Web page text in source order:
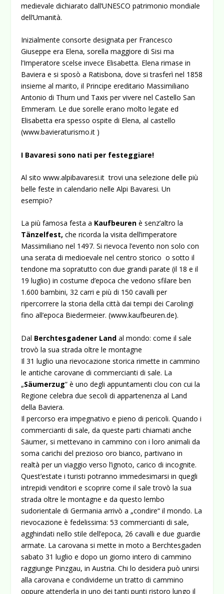
medievale dichiarato dall’UNESCO patrimonio mondiale
dell’Umanità.
Inizialmente consorte designata per Francesco
Giuseppe era Elena, sorella maggiore di Sisi ma
l’Imperatore scelse invece Elisabetta. Elena rimase in
Baviera e si sposò a Ratisbona, dove si trasferì nel 1858
insieme al marito, il Principe ereditario Massimiliano
Antonio di Thurn und Taxis per vivere nel Castello San
Emmeram. Le due sorelle erano molto legate ed
Elisabetta era spesso ospite di Elena, al castello
(www.bavieraturismo.it )
I Bavaresi sono nati per festeggiare!
Al sitowww.alpibavaresi.it trovi una selezione delle più
belle feste in calendario nelle Alpi Bavaresi. Un
esempio?
La più famosa festa a Kaufbeuren è senz’altro la
Tänzelfest,che ricorda la visita dell’imperatore
Massimiliano nel 1497. Si rievoca l’evento non solo con
una serata di medioevale nel centro storico o sotto il
tendone ma sopratutto con due grandi parate (il 18 e il
19 luglio) in costume d’epoca che vedono sfilare ben
1.600 bambini, 32 carri e più di 150 cavalli per
ripercorrere la storia della città dai tempi dei Carolingi
fino all’epoca Biedermeier. (www.kaufbeuren.de).
Dal Berchtesgadener Land al mondo: come il sale
trovò la sua strada oltre le montagne
Il 31 luglio una rievocazione storica rimette in cammino
le antiche carovane di commercianti di sale. La
„Säumerzug“ è uno degli appuntamenti clou con cui la
Regione celebra due secoli di appartenenza al Land
della Baviera.
Il percorso era impegnativo e pieno di pericoli. Quando i
commercianti di sale, da queste parti chiamati anche
Säumer, si mettevano in cammino con i loro animali da
soma carichi del prezioso oro bianco, partivano in
realtà per un viaggio verso l’ignoto, carico di incognite.
Quest’estate i turisti potranno immedesimarsi in quegli
intrepidi venditori e scoprire come il sale trovò la sua
strada oltre le montagne e da questo lembo
sudorientale di Germania arrivò a „condire“ il mondo. La
rievocazione è fedelissima: 53 commercianti di sale,
agghindati nello stile dell’epoca, 26 cavalli e due guardie
armate. La carovana si mette in moto a Berchtesgaden
sabato 31 luglio e dopo un giorno intero di cammino
raggiunge Pinzgau, in Austria. Chi lo desidera può unirsi
alla carovana e condividerne un tratto di cammino
oppure attenderla in uno dei tanti punti ristoro lungo il